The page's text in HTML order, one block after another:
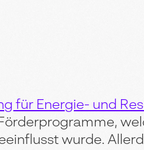
für Energie- und
wurde.